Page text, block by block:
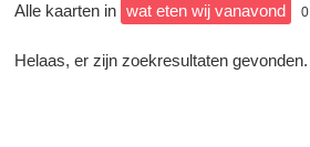
Alle kaarten in wat eten wij vanavond 0
Helaas, er zijn zoekresultaten gevonden.